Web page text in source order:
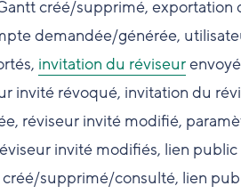
créé/supprimé, exportation
demandée/générée,
invitation du réviseur
invité révoqué, invitation du
réviseur invité modifié,
invité modifiés, lien
créé/supprimé/consulté, lien